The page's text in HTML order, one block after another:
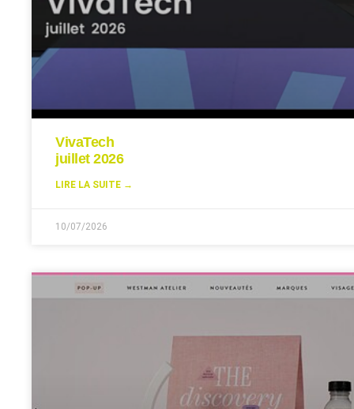
VivaTech
juillet 2026
LIRE LA SUITE →
10/07/2026